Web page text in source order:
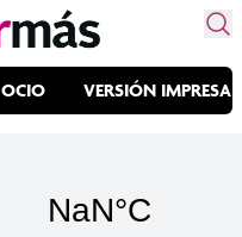
OCIO VERSIÓN IMPRESA